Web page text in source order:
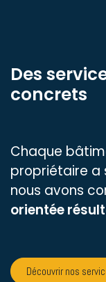
Des
concrets
Chaque
propriétaire a
nous avons
orientée
Découvrir nos